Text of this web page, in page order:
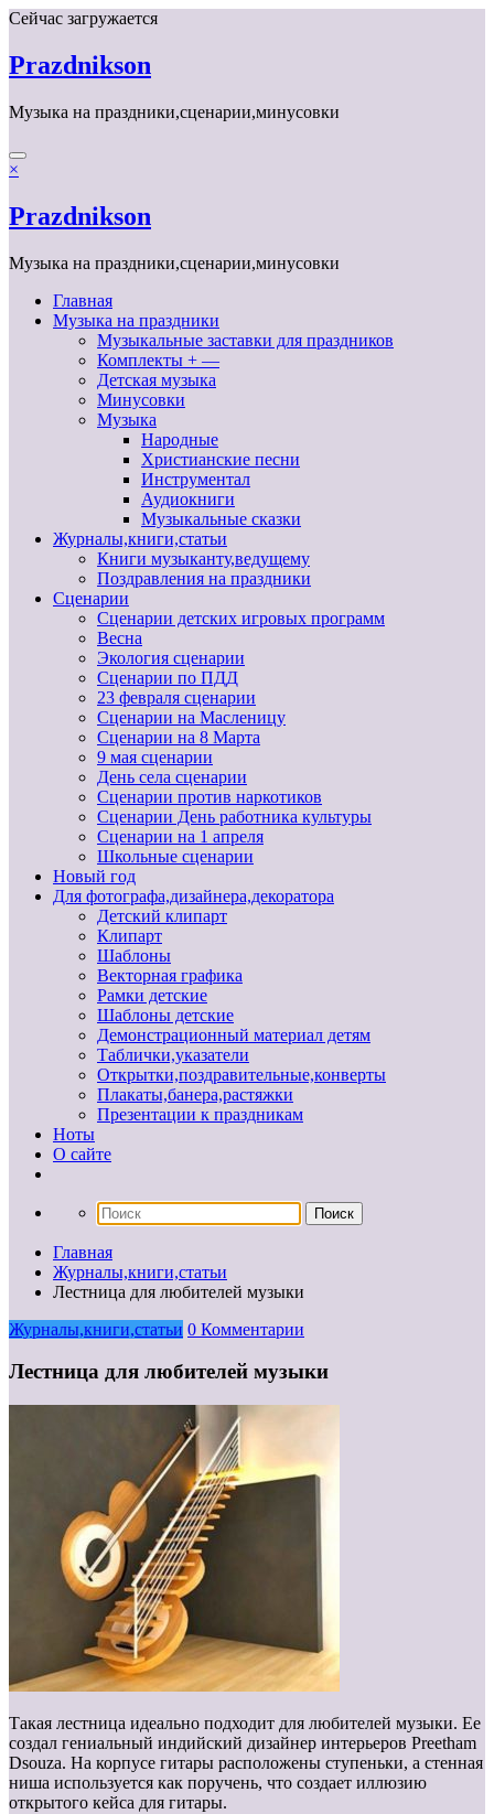
Перейти
содержимому
Сейчас загружается
Prazdnikson
Музыка на праздники,сценарии,минусовки
×
Prazdnikson
Музыка на праздники,сценарии,минусовки
Главная
Музыка на праздники
Музыкальные заставки для праздников
Комплекты + —
Детская музыка
Минусовки
Музыка
Народные
Христианские песни
Инструментал
Аудиокниги
Музыкальные сказки
Журналы,книги,статьи
Книги музыканту,ведущему
Поздравления на праздники
Сценарии
Сценарии детских игровых программ
Весна
Экология сценарии
Сценарии по ПДД
23 февраля сценарии
Сценарии на Масленицу
Сценарии на 8 Марта
9 мая сценарии
День села сценарии
Сценарии против наркотиков
Сценарии День работника культуры
Сценарии на 1 апреля
Школьные сценарии
Новый год
Для фотографа,дизайнера,декоратора
Детский клипарт
Клипарт
Шаблоны
Векторная графика
Рамки детские
Шаблоны детские
Демонстрационный материал детям
Таблички,указатели
Открытки,поздравительные,конверты
Плакаты,банера,растяжки
Презентации к праздникам
Ноты
О сайте
Главная
Журналы,книги,статьи
Лестница для любителей музыки
Журналы,книги,статьи 0 Комментарии
Лестница для любителей музыки
Такая лестница идеально подходит для любителей музыки. Ее
создал гениальный индийский дизайнер интерьеров Preetham
Dsouza. На корпусе гитары расположены ступеньки, а стенная
ниша используется как поручень, что создает иллюзию
открытого кейса для гитары.